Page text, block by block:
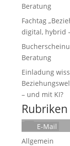
Beratung
Fachtag
digital, hybrid
Beratung
Einladung
– und mit KI?
Rubriken
E-Mail
Allgemein